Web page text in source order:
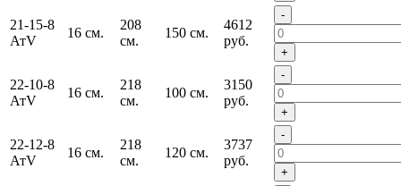
21-15-8
АтV
16 см.
208
см.
150 см.
4612
руб.
-
+
22-10-8
АтV
16 см.
218
см.
100 см.
3150
руб.
-
+
22-12-8
АтV
16 см.
218
см.
120 см.
3737
руб.
-
+